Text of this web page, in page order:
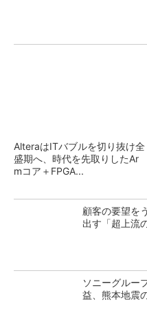
AlteraはITバブルを切り抜け全
盛期へ、時代を先取りしたAr
mコア＋FPGA...
顧客の要望を
出す「超上流
ソニーグルー
益、熊本地震